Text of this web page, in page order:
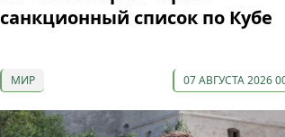
санкционный список по Кубе
МИР 07 АВГУСТА 2026